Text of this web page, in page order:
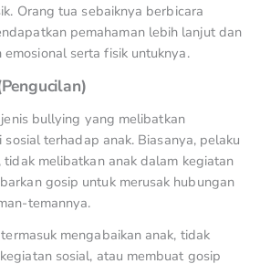
Orang tua sebaiknya berbicara
pemahaman lebih lanjut dan
serta fisik untuknya.
bullying yang melibatkan
terhadap anak. Biasanya, pelaku
melibatkan anak dalam kegiatan
gosip untuk merusak hubungan
temannya.
mengabaikan anak, tidak
sosial, atau membuat gosip